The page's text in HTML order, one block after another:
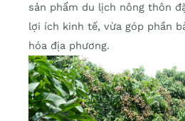
sản phẩm du lịch nông thôn
lợi ích kinh tế, vừa góp phần
hóa địa phương.